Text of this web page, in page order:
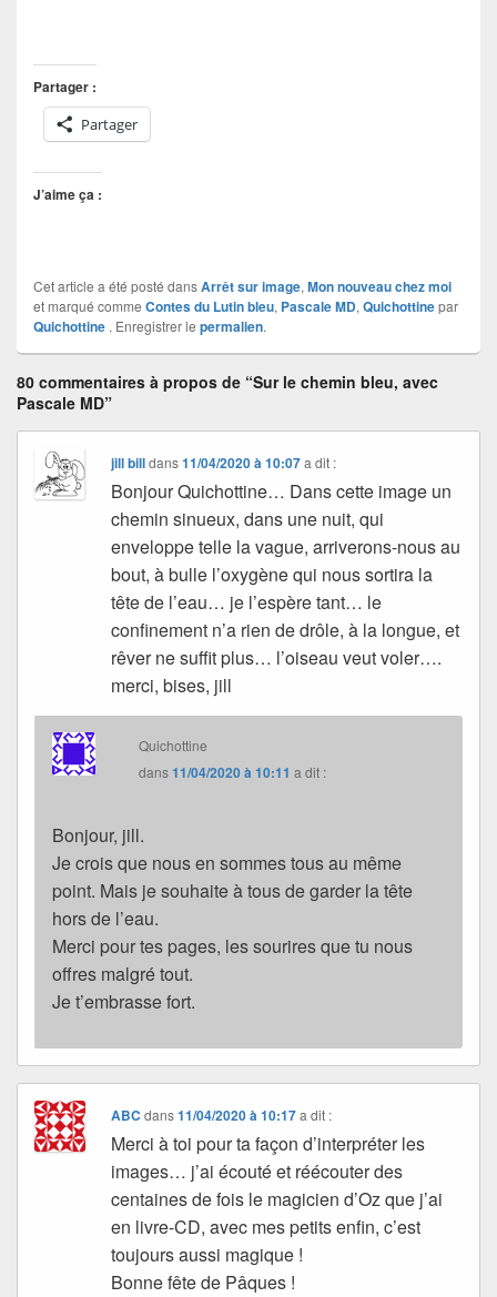
Partager :
Partager
J’aime ça :
Cet article a été posté dansArrêt sur image, Mon nouveau chez moi
et marqué comme Contes du Lutin bleu, Pascale MD, Quichottinepar
Quichottine . Enregistrer le permalien.
80 commentaires à propos de “Sur le chemin bleu, avec
Pascale MD”
jill billdans11/04/2020 à 10:07 a dit :
Bonjour Quichottine… Dans cette image un
chemin sinueux, dans une nuit, qui
enveloppe telle la vague, arriverons-nous au
bout, à bulle l’oxygène qui nous sortira la
tête de l’eau… je l’espère tant… le
confinement n’a rien de drôle, à la longue, et
rêver ne suffit plus… l’oiseau veut voler….
merci, bises, jill
Quichottine
dans11/04/2020 à 10:11 a dit :
Bonjour, jill.
Je crois que nous en sommes tous au même
point. Mais je souhaite à tous de garder la tête
hors de l’eau.
Merci pour tes pages, les sourires que tu nous
offres malgré tout.
Je t’embrasse fort.
ABC dans11/04/2020 à 10:17 a dit :
Merci à toi pour ta façon d’interpréter les
images… j’ai écouté et réécouter des
centaines de fois le magicien d’Oz que j’ai
en livre-CD, avec mes petits enfin, c’est
toujours aussi magique !
Bonne fête de Pâques !